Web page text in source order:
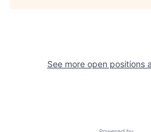
See more open positions